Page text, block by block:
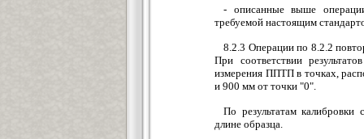
- описанные выше
требуемой настоящим
8.2.3 Операции по 8.2.2
При соответствии
измерения ППТП в точках,
и 900 мм от точки "0".
По результатам
длине образца.